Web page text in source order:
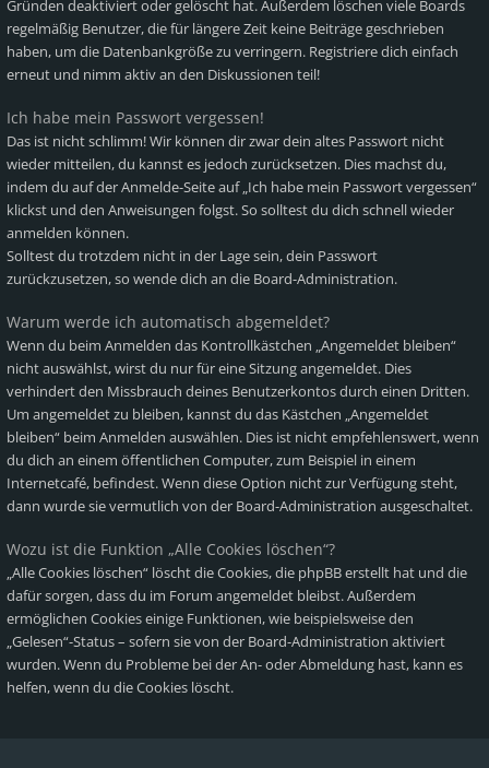
Gründen deaktiviert oder gelöscht hat. Außerdem löschen viele Boards
regelmäßig Benutzer, die für längere Zeit keine Beiträge geschrieben
haben, um die Datenbankgröße zu verringern. Registriere dich einfach
erneut und nimm aktiv an den Diskussionen teil!
Ich habe mein Passwort vergessen!
Das ist nicht schlimm! Wir können dir zwar dein altes Passwort nicht
wieder mitteilen, du kannst es jedoch zurücksetzen. Dies machst du,
indem du auf der Anmelde-Seite auf „Ich habe mein Passwort vergessen“
klickst und den Anweisungen folgst. So solltest du dich schnell wieder
anmelden können.
Solltest du trotzdem nicht in der Lage sein, dein Passwort
zurückzusetzen, so wende dich an die Board-Administration.
Warum werde ich automatisch abgemeldet?
Wenn du beim Anmelden das Kontrollkästchen „Angemeldet bleiben“
nicht auswählst, wirst du nur für eine Sitzung angemeldet. Dies
verhindert den Missbrauch deines Benutzerkontos durch einen Dritten.
Um angemeldet zu bleiben, kannst du das Kästchen „Angemeldet
bleiben“ beim Anmelden auswählen. Dies ist nicht empfehlenswert, wenn
du dich an einem öffentlichen Computer, zum Beispiel in einem
Internetcafé, befindest. Wenn diese Option nicht zur Verfügung steht,
dann wurde sie vermutlich von der Board-Administration ausgeschaltet.
Wozu ist die Funktion „Alle Cookies löschen“?
„Alle Cookies löschen“ löscht die Cookies, die phpBB erstellt hat und die
dafür sorgen, dass du im Forum angemeldet bleibst. Außerdem
ermöglichen Cookies einige Funktionen, wie beispielsweise den
„Gelesen“-Status – sofern sie von der Board-Administration aktiviert
wurden. Wenn du Probleme bei der An- oder Abmeldung hast, kann es
helfen, wenn du die Cookies löscht.